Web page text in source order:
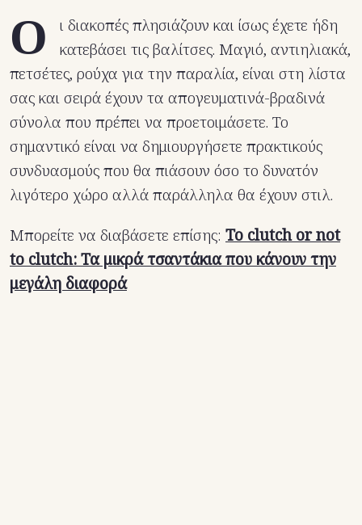
Ο
ι διακοπές πλησιάζουν και ίσως έχετε ήδη
κατεβάσει τις βαλίτσες. Μαγιό, αντιηλιακά,
πετσέτες, ρούχα για την παραλία, είναι στη λίστα
σας και σειρά έχουν τα απογευματινά-βραδινά
σύνολα που πρέπει να προετοιμάσετε. Το
σημαντικό είναι να δημιουργήσετε πρακτικούς
συνδυασμούς που θα πιάσουν όσο το δυνατόν
λιγότερο χώρο αλλά παράλληλα θα έχουν στιλ.
Μπορείτε να διαβάσετε επίσης: To clutch or not
to clutch: Τα μικρά τσαντάκια που κάνουν την
μεγάλη διαφορά